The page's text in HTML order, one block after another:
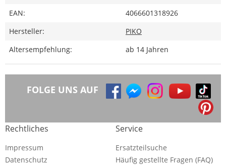
EAN:
4066601318926
Hersteller:
PIKO
Altersempfehlung:
ab 14 Jahren
FOLGE UNS AUF
Rechtliches
Impressum
Datenschutz
Service
Ersatzteilsuche
Häufig gestellte Fragen (FAQ)